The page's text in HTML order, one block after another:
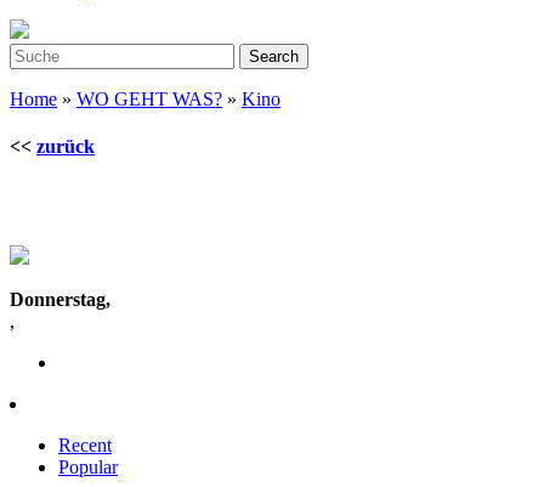
Home » WO GEHT WAS? » Kino
<< zurück
Donnerstag,
,
Recent
Popular